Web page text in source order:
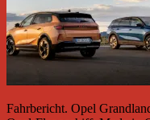
Fahrbericht. Opel